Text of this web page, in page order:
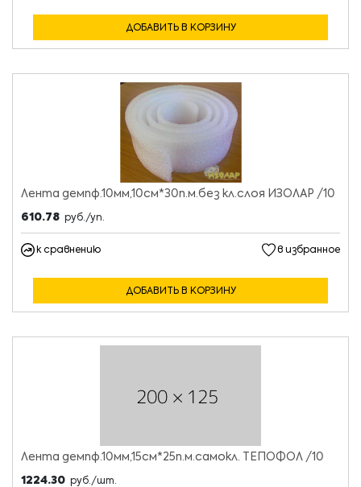
ДОБАВИТЬ В КОРЗИНУ
Лента демпф.10мм,10см*30п.м.без кл.слоя ИЗОЛАР /10
610.78 руб./уп.
к сравнению в избранное
ДОБАВИТЬ В КОРЗИНУ
Лента демпф.10мм,15см*25п.м.самокл. ТЕПОФОЛ /10
1224.30 руб./шт.